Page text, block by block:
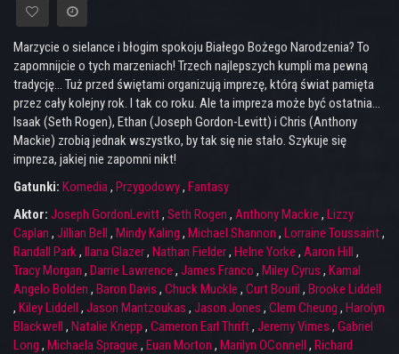
Marzycie o sielance i błogim spokoju Białego Bożego Narodzenia? To
zapomnijcie o tych marzeniach! Trzech najlepszych kumpli ma pewną
tradycję... Tuż przed świętami organizują imprezę, którą świat pamięta
przez cały kolejny rok. I tak co roku. Ale ta impreza może być ostatnia...
Isaak (Seth Rogen), Ethan (Joseph Gordon-Levitt) i Chris (Anthony
Mackie) zrobią jednak wszystko, by tak się nie stało. Szykuje się
impreza, jakiej nie zapomni nikt!
Gatunki: Komedia, Przygodowy, Fantasy
Aktor: Joseph GordonLevitt, Seth Rogen , Anthony Mackie , Lizzy
Caplan , Jillian Bell , Mindy Kaling , Michael Shannon , Lorraine Toussaint,
Randall Park, Ilana Glazer, Nathan Fielder, Helne Yorke , Aaron Hill ,
Tracy Morgan , Darrie Lawrence , James Franco , Miley Cyrus , Kamal
Angelo Bolden , Baron Davis , Chuck Muckle , Curt Bouril , Brooke Liddell
, Kiley Liddell , Jason Mantzoukas , Jason Jones , Clem Cheung , Harolyn
Blackwell , Natalie Knepp , Cameron Earl Thrift, Jeremy Vimes , Gabriel
Long , Michaela Sprague , Euan Morton , Marilyn OConnell , Richard